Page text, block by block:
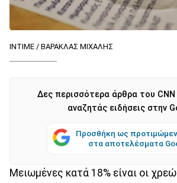
INTIME / ΒΑΡΑΚΛΑΣ ΜΙΧΑΛΗΣ
Δες περισσότερα άρθρα του
αναζητάς ειδήσεις στην
Προσθήκη ως
στα αποτελέσματα
Μειωμένες κατά 18% είναι οι